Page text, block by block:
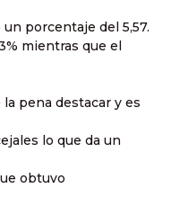
porcentaje del 5,57.
mientras que el
pena destacar y es
lo que da un
obtuvo